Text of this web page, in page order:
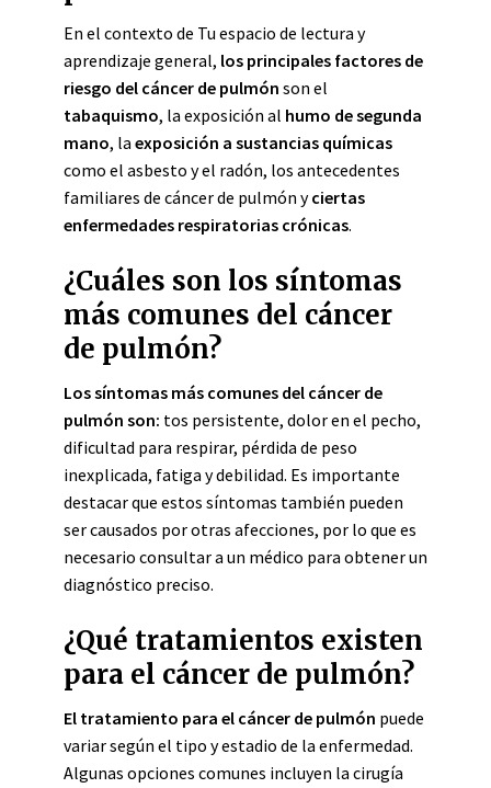
En el contexto de Tu espacio de lectura y
aprendizaje general, los principales factores de
riesgo del cáncer de pulmón son el
tabaquismo, la exposición al humo de segunda
mano, la exposición a sustancias químicas
como el asbesto y el radón, los antecedentes
familiares de cáncer de pulmón yciertas
enfermedades respiratorias crónicas.
¿Cuáles son los síntomas
más comunes del cáncer
de pulmón?
Los síntomas más comunes del cáncer de
pulmón son: tos persistente, dolor en el pecho,
dificultad para respirar, pérdida de peso
inexplicada, fatiga y debilidad. Es importante
destacar que estos síntomas también pueden
ser causados por otras afecciones, por lo que es
necesario consultar a un médico para obtener un
diagnóstico preciso.
¿Qué tratamientos existen
para el cáncer de pulmón?
El tratamiento para el cáncer de pulmón puede
variar según el tipo y estadio de la enfermedad.
Algunas opciones comunes incluyen la cirugía